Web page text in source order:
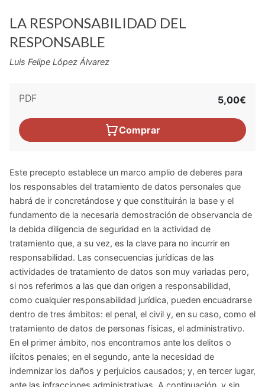
LA RESPONSABILIDAD DEL
RESPONSABLE
Luis Felipe López Álvarez
PDF 5,00€
Comprar
Este precepto establece un marco amplio de deberes para
los responsables del tratamiento de datos personales que
habrá de ir concretándose y que constituirán la base y el
fundamento de la necesaria demostración de observancia de
la debida diligencia de seguridad en la actividad de
tratamiento que, a su vez, es la clave para no incurrir en
responsabilidad. Las consecuencias jurídicas de las
actividades de tratamiento de datos son muy variadas pero,
si nos referimos a las que dan origen a responsabilidad,
como cualquier responsabilidad jurídica, pueden encuadrarse
dentro de tres ámbitos: el penal, el civil y, en su caso, como el
tratamiento de datos de personas físicas, el administrativo.
En el primer ámbito, nos encontramos ante los delitos o
ilícitos penales; en el segundo, ante la necesidad de
indemnizar los daños y perjuicios causados; y, en tercer lugar,
ante las infracciones administrativas. A continuación, y sin